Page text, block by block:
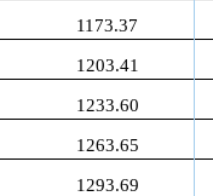
1173.37
1203.41
1233.60
1263.65
1293.69